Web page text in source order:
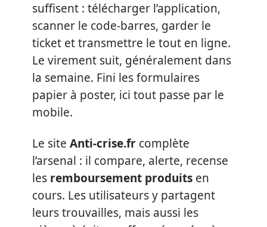
suffisent : télécharger l’application,
scanner le code-barres, garder le
ticket et transmettre le tout en ligne.
Le virement suit, généralement dans
la semaine. Fini les formulaires
papier à poster, ici tout passe par le
mobile.
Le site Anti-crise.fr complète
l’arsenal : il compare, alerte, recense
les remboursement produits en
cours. Les utilisateurs y partagent
leurs trouvailles, mais aussi les